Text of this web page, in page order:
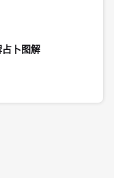
卜图解